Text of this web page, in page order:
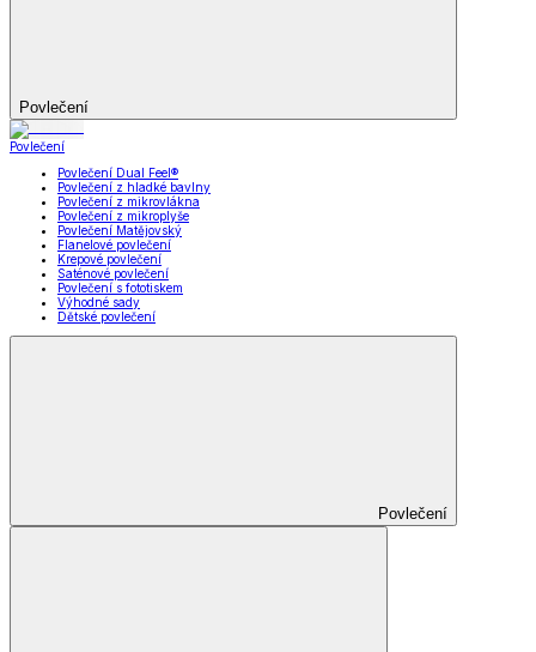
Povlečení
Povlečení
Povlečení Dual Feel®
Povlečení z hladké bavlny
Povlečení z mikrovlákna
Povlečení z mikroplyše
Povlečení Matějovský
Flanelové povlečení
Krepové povlečení
Saténové povlečení
Povlečení s fototiskem
Výhodné sady
Dětské povlečení
Povlečení